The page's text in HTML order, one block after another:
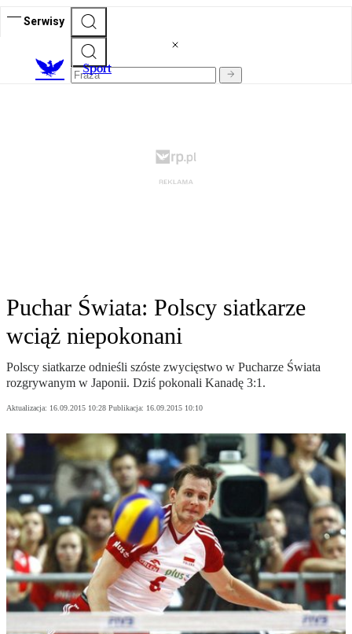
Serwisy
Sport
Puchar Świata: Polscy siatkarze
wciąż niepokonani
Polscy siatkarze odnieśli szóste zwycięstwo w Pucharze Świata
rozgrywanym w Japonii. Dziś pokonali Kanadę 3:1.
Aktualizacja: 16.09.2015 10:28 Publikacja: 16.09.2015 10:10